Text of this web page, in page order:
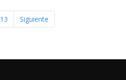
13 Siguiente